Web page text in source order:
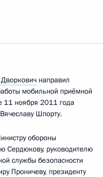
направил
мобильной приёмной
11 ноября 2011 года
Шпорту.
обороны
Сердюкову, руководителю
службы безопасности
Проничеву, президенту